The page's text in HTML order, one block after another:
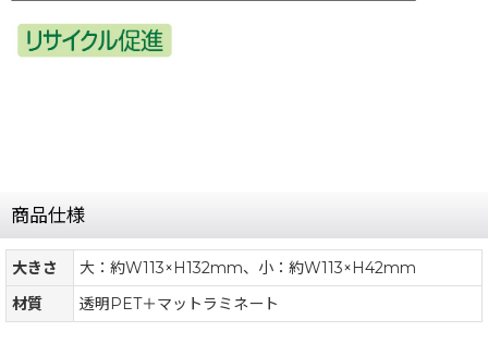
商品仕様
大きさ
大：約W113×H132mm、小：約W113×H42mm
材質
透明PET＋マットラミネート